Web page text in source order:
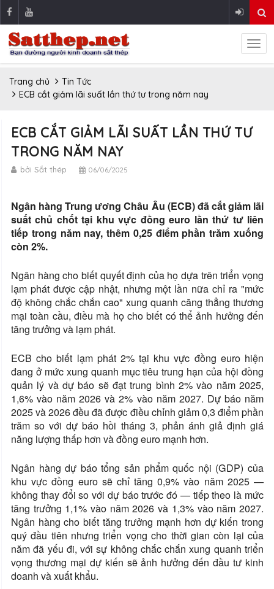
Trang chủ
Tin Tức
ECB cắt giảm lãi suất lần thứ tư trong năm nay
ECB CẮT GIẢM LÃI SUẤT LẦN THỨ TƯ
TRONG NĂM NAY
bởi Sắt thép 06/06/2025
Ngân hàng Trung ương Châu Âu (ECB) đã cắt giảm lãi
suất chủ chốt tại khu vực đồng euro lần thứ tư liên
tiếp trong năm nay, thêm 0,25 điểm phần trăm xuống
còn 2%.
Ngân hàng cho biết quyết định của họ dựa trên triển vọng
lạm phát được cập nhật, nhưng một lần nữa chỉ ra "mức
độ không chắc chắn cao" xung quanh căng thẳng thương
mại toàn cầu, điều mà họ cho biết có thể ảnh hưởng đến
tăng trưởng và lạm phát.
ECB cho biết lạm phát 2% tại khu vực đồng euro hiện
đang ở mức xung quanh mục tiêu trung hạn của hội đồng
quản lý và dự báo sẽ đạt trung bình 2% vào năm 2025,
1,6% vào năm 2026 và 2% vào năm 2027. Dự báo năm
2025 và 2026 đều đã được điều chỉnh giảm 0,3 điểm phần
trăm so với dự báo hồi tháng 3, phản ánh giả định giá
năng lượng thấp hơn và đồng euro mạnh hơn.
Ngân hàng dự báo tổng sản phẩm quốc nội (GDP) của
khu vực đồng euro sẽ chỉ tăng 0,9% vào năm 2025 —
không thay đổi so với dự báo trước đó — tiếp theo là mức
tăng trưởng 1,1% vào năm 2026 và 1,3% vào năm 2027.
Ngân hàng cho biết tăng trưởng mạnh hơn dự kiến ​​trong
quý đầu tiên nhưng triển vọng cho thời gian còn lại của
năm đã yếu đi, với sự không chắc chắn xung quanh triển
vọng thương mại dự kiến ​​sẽ ảnh hưởng đến đầu tư kinh
doanh và xuất khẩu.